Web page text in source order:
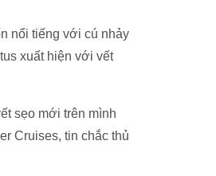
nổi tiếng với cú nhảy
xuất hiện với vết
sẹo mới trên mình
Cruises, tin chắc thủ